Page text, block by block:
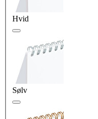
Hvid
Sølv